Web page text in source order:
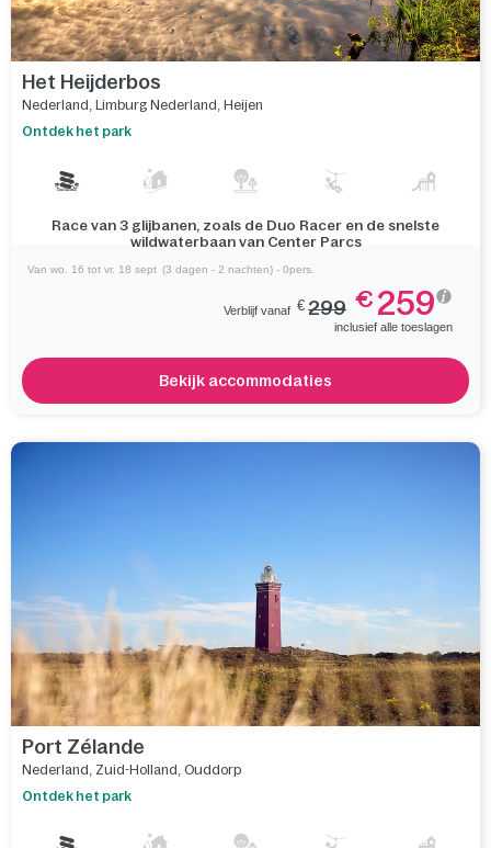
Vergelijk
Het Heijderbos
Nederland Limburg Nederland Heijen
Ontdek het park
Race van 3 glijbanen, zoals de Duo Racer en de snelste
wildwaterbaan van Center Parcs
Van wo. 16 tot vr. 18 sept (3 dagen - 2 nachten) - 0pers.
Verblijf vanaf € 299 € 259
inclusief alle toeslagen
Bekijk accommodaties
Vergelijk
Port Zélande
Nederland Zuid-Holland Ouddorp
Ontdek het park